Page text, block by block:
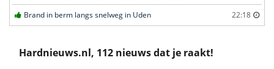
Brand in berm langs snelweg in Uden 22:18
Hardnieuws.nl, 112 nieuws dat je raakt!